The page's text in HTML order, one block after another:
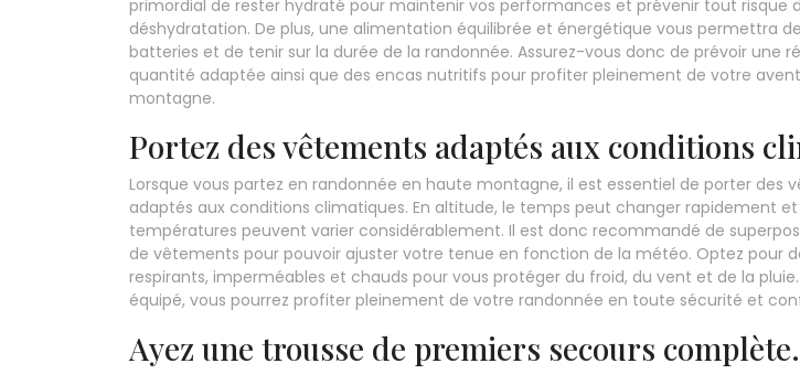
primordial de rester hydraté pour maintenir vos performances et prévenir tout risque
déshydratation. De plus, une alimentation équilibrée et énergétique vous permettra
batteries et de tenir sur la durée de la randonnée. Assurez-vous donc de prévoir une
quantité adaptée ainsi que des encas nutritifs pour profiter pleinement de votre
montagne.
Portez des vêtements adaptés aux conditions
Lorsque vous partez en randonnée en haute montagne, il est essentiel de porter des
adaptés aux conditions climatiques. En altitude, le temps peut changer rapidement et
températures peuvent varier considérablement. Il est donc recommandé de
de vêtements pour pouvoir ajuster votre tenue en fonction de la météo. Optez pour
respirants, imperméables et chauds pour vous protéger du froid, du vent et de la
équipé, vous pourrez profiter pleinement de votre randonnée en toute sécurité et
Ayez une trousse de premiers secours complète.